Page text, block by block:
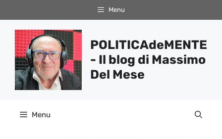
al
contenuto
Menu
POLITICAdeMENTE
- Il blog di Massimo
Del Mese
Menu